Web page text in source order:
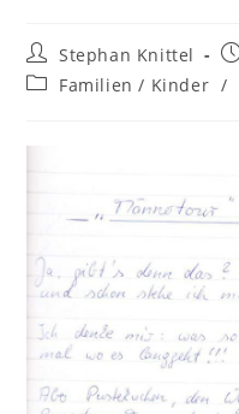
Stephan Knittel
Familien / Kinder /